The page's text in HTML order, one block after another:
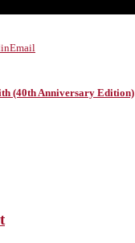
Email
(40th Anniversary Edition)